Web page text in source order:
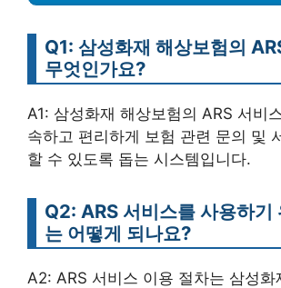
Q1: 삼성화재 해상보험의
무엇인가요?
A1: 삼성화재 해상보험의 ARS 서비
속하고 편리하게 보험 관련 문의 및
할 수 있도록 돕는 시스템입니다.
Q2: ARS 서비스를 사용하기
는 어떻게 되나요?
A2: ARS 서비스 이용 절차는 삼성화